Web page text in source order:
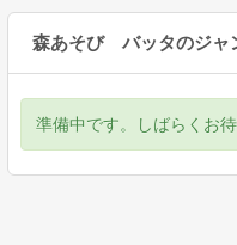
森あそび バッタのジャ
準備中です。しばらくお待